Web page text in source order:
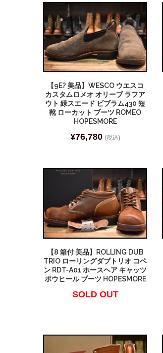
【9E? 美品】WESCO ウエスコ
カスタムロメオ オリーブ ラフア
ウト 緑スエード ビブラム430 短
靴 ローカット ブーツ ROMEO
HOPESMORE
¥76,780 (税込)
【8 箱付 美品】ROLLING DUB
TRIO ローリングダブトリオ コペ
ン RDT-A01 ホースヘア キャッツ
ポウヒール ブーツ HOPESMORE
SOLD OUT